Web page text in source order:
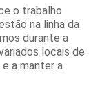
o trabalho
na linha da
durante a
locais de
a manter a